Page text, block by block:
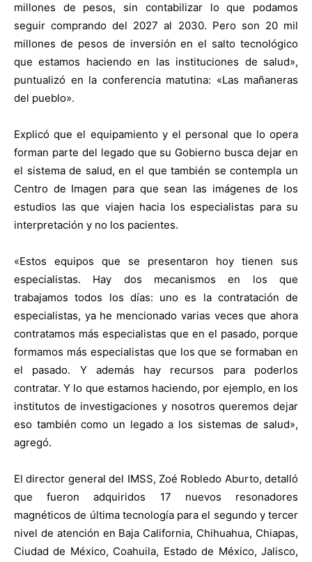
millones de pesos, sin contabilizar lo que podamos
seguir comprando del 2027 al 2030. Pero son 20 mil
millones de pesos de inversión en el salto tecnológico
que estamos haciendo en las instituciones de salud»,
puntualizó en la conferencia matutina: «Las mañaneras
del pueblo».
Explicó que el equipamiento y el personal que lo opera
forman parte del legado que su Gobierno busca dejar en
el sistema de salud, en el que también se contempla un
Centro de Imagen para que sean las imágenes de los
estudios las que viajen hacia los especialistas para su
interpretación y no los pacientes.
«Estos equipos que se presentaron hoy tienen sus
especialistas. Hay dos mecanismos en los que
trabajamos todos los días: uno es la contratación de
especialistas, ya he mencionado varias veces que ahora
contratamos más especialistas que en el pasado, porque
formamos más especialistas que los que se formaban en
el pasado. Y además hay recursos para poderlos
contratar. Y lo que estamos haciendo, por ejemplo, en los
institutos de investigaciones y nosotros queremos dejar
eso también como un legado a los sistemas de salud»,
agregó.
El director general del IMSS, Zoé Robledo Aburto, detalló
que fueron adquiridos 17 nuevos resonadores
magnéticos de última tecnología para el segundo y tercer
nivel de atención en Baja California, Chihuahua, Chiapas,
Ciudad de México, Coahuila, Estado de México, Jalisco,